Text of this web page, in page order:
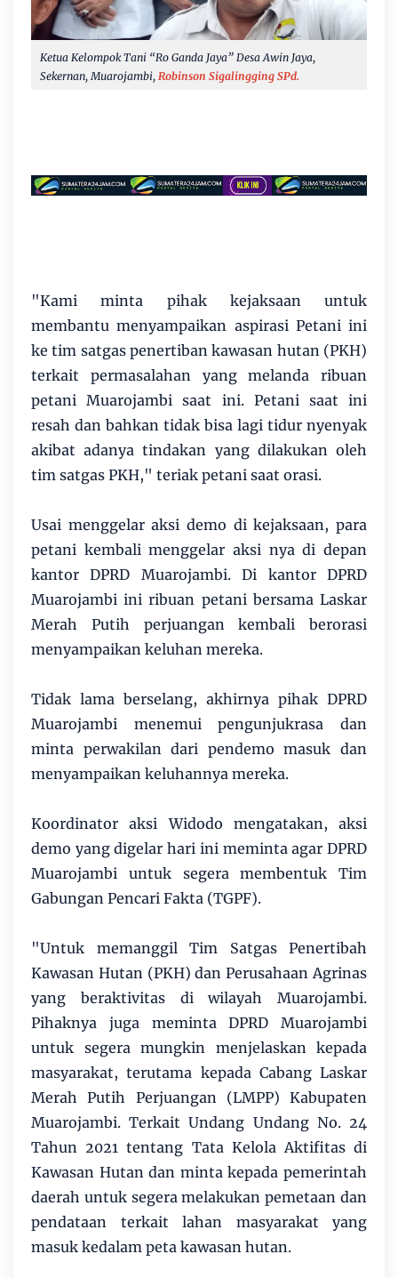
Ketua Kelompok Tani “Ro Ganda Jaya” Desa Awin Jaya,
Sekernan, Muarojambi, Robinson Sigalingging SPd.
"Kami minta pihak kejaksaan untuk
membantu menyampaikan aspirasi Petani ini
ke tim satgas penertiban kawasan hutan (PKH)
terkait permasalahan yang melanda ribuan
petani Muarojambi saat ini. Petani saat ini
resah dan bahkan tidak bisa lagi tidur nyenyak
akibat adanya tindakan yang dilakukan oleh
tim satgas PKH," teriak petani saat orasi.
Usai menggelar aksi demo di kejaksaan, para
petani kembali menggelar aksi nya di depan
kantor DPRD Muarojambi. Di kantor DPRD
Muarojambi ini ribuan petani bersama Laskar
Merah Putih perjuangan kembali berorasi
menyampaikan keluhan mereka.
Tidak lama berselang, akhirnya pihak DPRD
Muarojambi menemui pengunjukrasa dan
minta perwakilan dari pendemo masuk dan
menyampaikan keluhannya mereka.
Koordinator aksi Widodo mengatakan, aksi
demo yang digelar hari ini meminta agar DPRD
Muarojambi untuk segera membentuk Tim
Gabungan Pencari Fakta (TGPF).
"Untuk memanggil Tim Satgas Penertibah
Kawasan Hutan (PKH) dan Perusahaan Agrinas
yang beraktivitas di wilayah Muarojambi.
Pihaknya juga meminta DPRD Muarojambi
untuk segera mungkin menjelaskan kepada
masyarakat, terutama kepada Cabang Laskar
Merah Putih Perjuangan (LMPP) Kabupaten
Muarojambi. Terkait Undang Undang No. 24
Tahun 2021 tentang Tata Kelola Aktifitas di
Kawasan Hutan dan minta kepada pemerintah
daerah untuk segera melakukan pemetaan dan
pendataan terkait lahan masyarakat yang
masuk kedalam peta kawasan hutan.